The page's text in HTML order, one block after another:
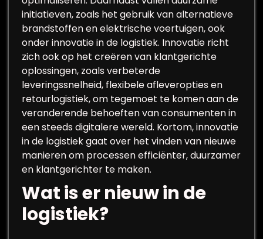
initiatieven, zoals het gebruik van alternatieve
brandstoffen en elektrische voertuigen, ook
onder innovatie in de logistiek. Innovatie richt
zich ook op het creëren van klantgerichte
oplossingen, zoals verbeterde
leveringssnelheid, flexibele afleveropties en
retourlogistiek, om tegemoet te komen aan de
veranderende behoeften van consumenten in
een steeds digitalere wereld. Kortom, innovatie
in de logistiek gaat over het vinden van nieuwe
manieren om processen efficiënter, duurzamer
en klantgerichter te maken.
Wat is er nieuw in de
logistiek?